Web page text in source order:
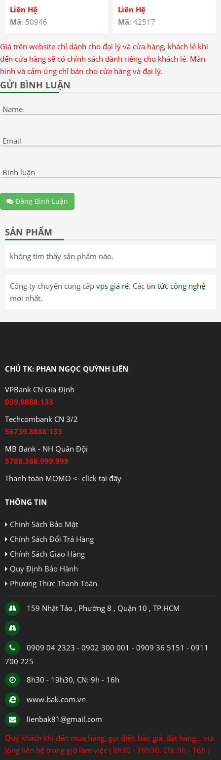
Liên Hệ
Mã: 50946
Liên Hệ
Mã: 42517
Giá trên website chỉ dành cho đại lý và cửa hàng, khách lẻ khi
đến cửa hàng sẽ có chính sách dành riêng cho khách lẻ. Màn
hình và cảm ứng chỉ bán cho cửa hàng và đại lý.
GỬI BÌNH LUẬN
Name
Email
Bình luận
Đăng Bình Luận
SẢN PHẨM
không tìm thấy sản phẩm nào.
Công ty chuyên cung cấp vps giá rẻ. Các tin tức công nghệ
mới nhất.
CHỦ TK: PHAN NGỌC QUỲNH LIÊN
VPBank CN Gia Định
039.8888.133
Techcombank CN 3/2
56739.8888.133
MB Bank - NH Quân Đội
5788.386.999.999
Thanh toán MOMO <- click tại đây
THÔNG TIN
Chính Sách Bảo Mật
Chính Sách Đổi Trả Hàng
Chính Sách Giao Hàng
Quy Định Bảo Hành
Phương Thức Thanh Toán
159 Nhật Tảo , Phường 8 , Quận 10 , TP.HCM
0909 04 2323 - 0902 300 001 - 0909 36 5151 - 0911
700 225
8h30 - 19h30, CN: 9h - 16h
www.bak.com.vn
lienbak81@gmail.com
Quý khách khi đến mua hàng, gọi điện báo giá, đặt hàng... vui
lòng liên hệ trong giờ làm việc ( 8h30 - 19h30, CN: 9h - 16h )